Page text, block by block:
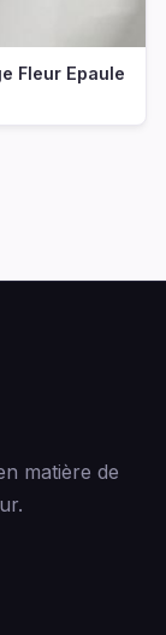
Fleur Epaule
matière de